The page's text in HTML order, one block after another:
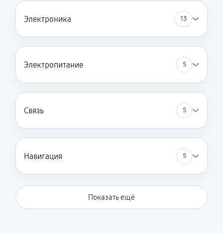
Электроника 13
Электропитание 5
Связь 5
Навигация 5
Показать ещё